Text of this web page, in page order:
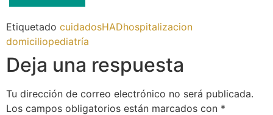
Etiquetado cuidadosHADhospitalizacion
domiciliopediatría
Deja una respuesta
Tu dirección de correo electrónico no será publicada.
Los campos obligatorios están marcados con *